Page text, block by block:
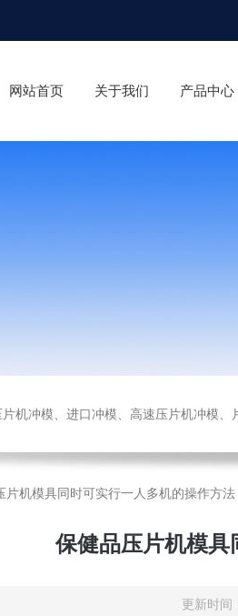
网站首页 关于我们 产品中心
机冲模、进口冲模、高速压片机冲模、
片机模具同时可实行一人多机的操作方法
保健品压片机模
更新时